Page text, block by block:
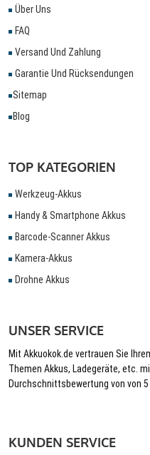
Über Uns
FAQ
Versand Und Zahlung
Garantie Und Rücksendungen
Sitemap
Blog
TOP KATEGORIEN
Werkzeug-Akkus
Handy & Smartphone Akkus
Barcode-Scanner Akkus
Kamera-Akkus
Drohne Akkus
UNSER SERVICE
Mit Akkuokok.de vertrauen Sie
Themen Akkus, Ladegeräte, etc.
Durchschnittsbewertung von von
KUNDEN SERVICE